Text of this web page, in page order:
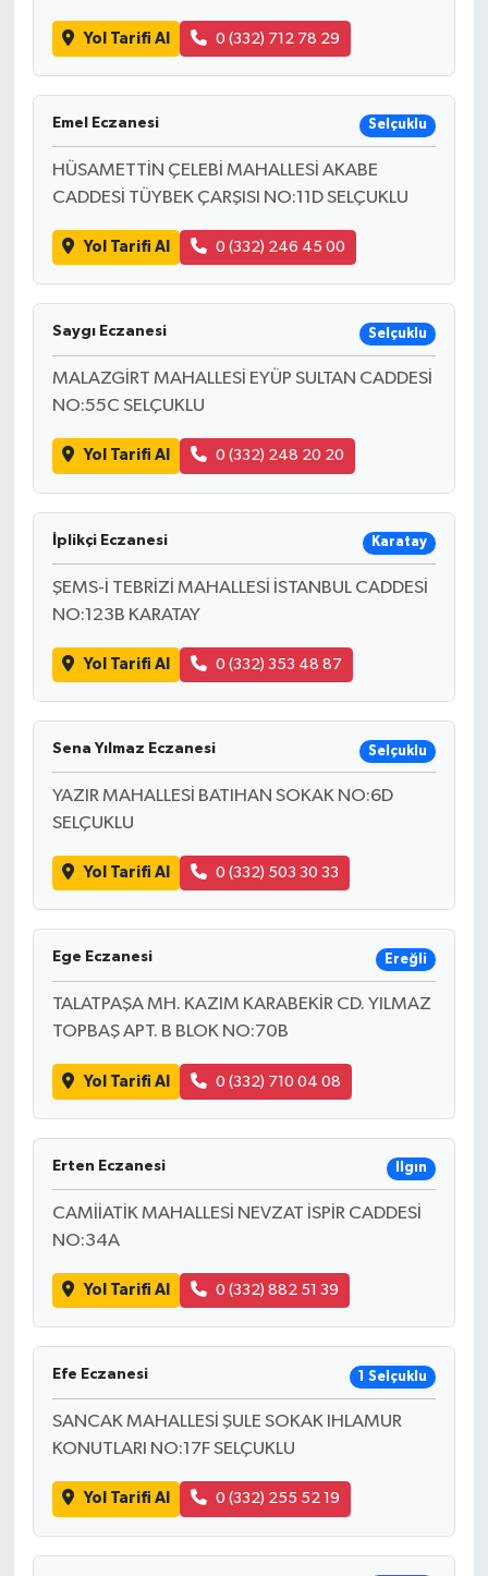
Yol Tarifi Al 0 (332) 712 78 29
Emel Eczanesi Selçuklu
HÜSAMETTİN ÇELEBİ MAHALLESİ AKABE
CADDESİ TÜYBEK ÇARŞISI NO:11D SELÇUKLU
Yol Tarifi Al 0 (332) 246 45 00
Saygı Eczanesi Selçuklu
MALAZGİRT MAHALLESİ EYÜP SULTAN CADDESİ
NO:55C SELÇUKLU
Yol Tarifi Al 0 (332) 248 20 20
İplikçi Eczanesi Karatay
ŞEMS-İ TEBRİZİ MAHALLESİ İSTANBUL CADDESİ
NO:123B KARATAY
Yol Tarifi Al 0 (332) 353 48 87
Sena Yılmaz Eczanesi Selçuklu
YAZIR MAHALLESİ BATIHAN SOKAK NO:6D
SELÇUKLU
Yol Tarifi Al 0 (332) 503 30 33
Ege Eczanesi Ereğli
TALATPAŞA MH. KAZIM KARABEKİR CD. YILMAZ
TOPBAŞ APT. B BLOK NO:70B
Yol Tarifi Al 0 (332) 710 04 08
Erten Eczanesi Ilgın
CAMİİATİK MAHALLESİ NEVZAT İSPİR CADDESİ
NO:34A
Yol Tarifi Al 0 (332) 882 51 39
Efe Eczanesi 1 Selçuklu
SANCAK MAHALLESİ ŞULE SOKAK IHLAMUR
KONUTLARI NO:17F SELÇUKLU
Yol Tarifi Al 0 (332) 255 52 19